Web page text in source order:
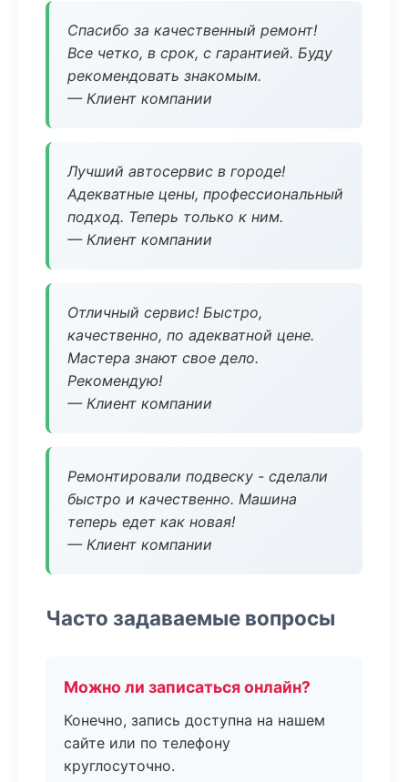
Спасибо за качественный ремонт!
Все четко, в срок, с гарантией. Буду
рекомендовать знакомым.
— Клиент компании
Лучший автосервис в городе!
Адекватные цены, профессиональный
подход. Теперь только к ним.
— Клиент компании
Отличный сервис! Быстро,
качественно, по адекватной цене.
Мастера знают свое дело.
Рекомендую!
— Клиент компании
Ремонтировали подвеску - сделали
быстро и качественно. Машина
теперь едет как новая!
— Клиент компании
Часто задаваемые вопросы
Можно ли записаться онлайн?
Конечно, запись доступна на нашем
сайте или по телефону
круглосуточно.